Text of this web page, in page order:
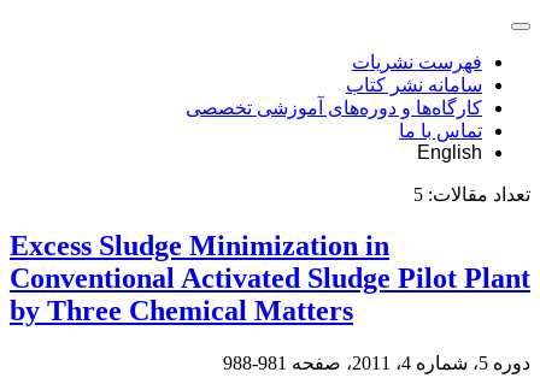
فهرست نشریات
سامانه نشر کتاب
کارگاه‌ها و دوره‌های آموزشی تخصصی
تماس با ما
English
تعداد مقالات: 5
Excess Sludge Minimization in
Conventional Activated Sludge Pilot Plant
by Three Chemical Matters
دوره 5، شماره 4، 2011، صفحه 981-988